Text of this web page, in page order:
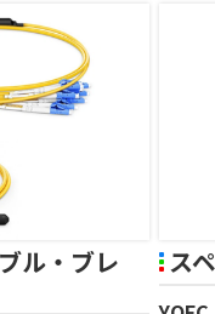
ル・ブレ
ス